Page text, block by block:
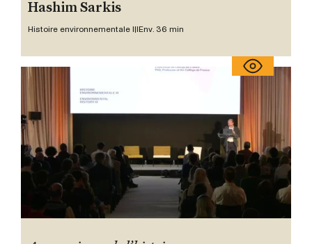
Hashim Sarkis
Histoire environnementale III Env. 36 min